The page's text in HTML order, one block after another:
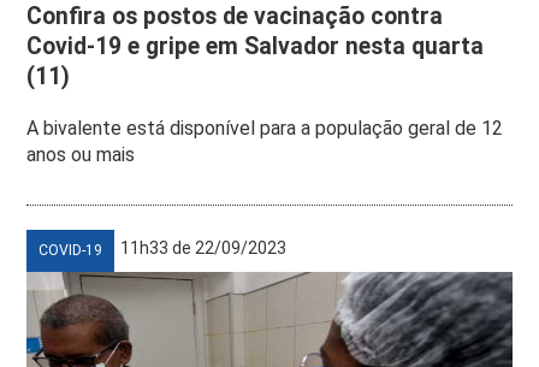
Confira os postos de vacinação contra
Covid-19 e gripe em Salvador nesta quarta
(11)
A bivalente está disponível para a população geral de 12
anos ou mais
COVID-19 11h33 de 22/09/2023